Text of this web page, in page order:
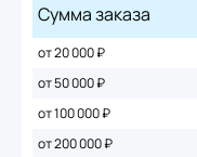
Сумма заказа
от 20 000 ₽
от 50 000 ₽
от 100 000 ₽
от 200 000 ₽